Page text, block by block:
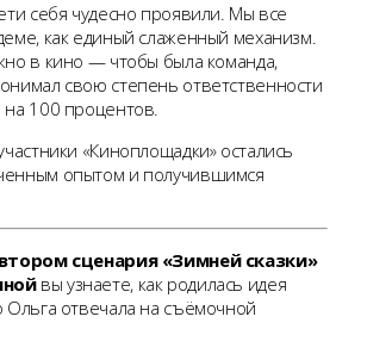
себя чудесно проявили. Мы все
как единый слаженный механизм.
в кино — чтобы была команда,
свою степень ответственности
на 100 процентов.
«Киноплощадки» остались
опытом и получившимся
сценария «Зимней сказки»
вы узнаете, как родилась идея
Ольга отвечала на съёмочной